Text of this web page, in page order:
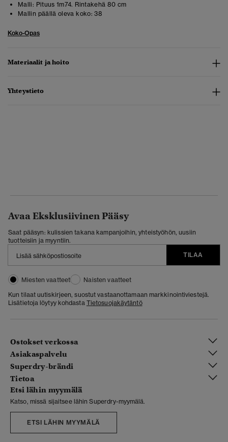
Malli: Pituus 1m74. Rintakehä 80 cm
Mallin päällä oleva koko: 38
Koko-Opas
Materiaalit ja hoito
Yhteystieto
Avaa Eksklusiivinen Pääsy
Saat pääsyn: kulissien takana kampanjoihin, yhteistyöhön, uusiin
tuotteisiin ja myyntiin.
TILAA
Miesten vaatteet
Naisten vaatteet
Kun tilaat uutiskirjeen, suostut vastaanottamaan markkinointiviestejä.
Lisätietoja löytyy kohdasta Tietosuojakäytäntö
Ostokset verkossa
Asiakaspalvelu
Superdry-brändi
Tietoa
Etsi lähin myymälä
Katso, missä sijaitsee lähin Superdry-myymälä.
ETSI LÄHIN MYYMÄLÄ